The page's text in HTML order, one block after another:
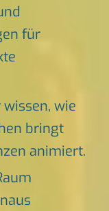
für
wissen, wie
bringt
animiert.